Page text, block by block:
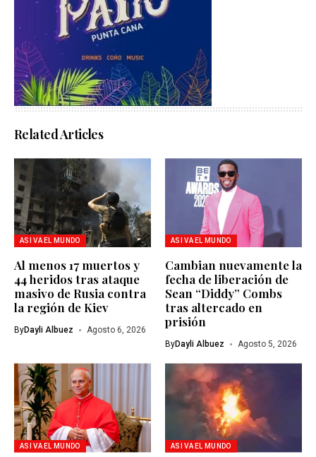
Related Articles
ASI VA EL MUNDO
Al menos 17 muertos y
44 heridos tras ataque
masivo de Rusia contra
la región de Kiev
ByDayli Albuez Agosto 6, 2026
ASI VA EL MUNDO
Cambian nuevamente la
fecha de liberación de
Sean “Diddy” Combs
tras altercado en
prisión
ByDayli Albuez Agosto 5, 2026
ASI VA EL MUNDO ASI VA EL MUNDO